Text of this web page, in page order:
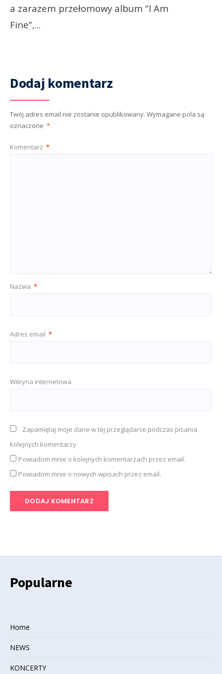
a zarazem przełomowy album “I Am
Fine”,...
Dodaj komentarz
Twój adres email nie zostanie opublikowany. Wymagane pola są
oznaczone *
Komentarz *
Nazwa *
Adres email *
Witryna internetowa
Zapamiętaj moje dane w tej przeglądarce podczas pisania
kolejnych komentarzy.
Powiadom mnie o kolejnych komentarzach przez email.
Powiadom mnie o nowych wpisach przez email.
Popularne
Home
NEWS
KONCERTY